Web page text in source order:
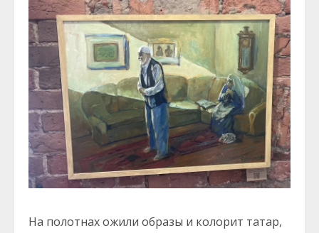
На полотнах ожили образы и колорит татар,